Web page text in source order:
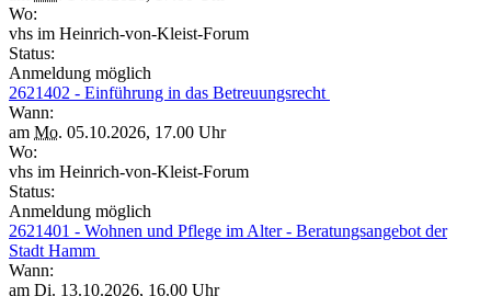
Wo:
vhs im Heinrich-von-Kleist-Forum
Status:
Anmeldung möglich
2621402 - Einführung in das Betreuungsrecht
Wann:
am Mo. 05.10.2026, 17.00 Uhr
Wo:
vhs im Heinrich-von-Kleist-Forum
Status:
Anmeldung möglich
2621401 - Wohnen und Pflege im Alter - Beratungsangebot der
Stadt Hamm
Wann:
am Di. 13.10.2026, 16.00 Uhr